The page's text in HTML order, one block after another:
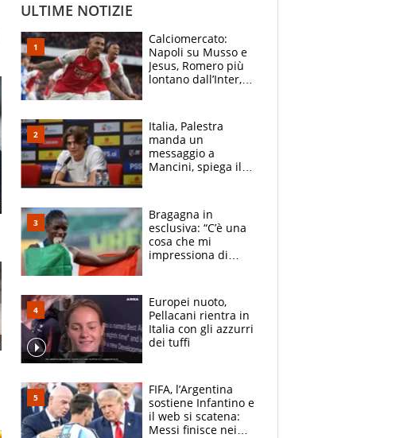
ULTIME NOTIZIE
Calciomercato:
Napoli su Musso e
Jesus, Romero più
lontano dall’Inter,
tabellone
Italia, Palestra
manda un
messaggio a
Mancini, spiega il
l'alleanza con
Donnarumma
Bragagna in
esclusiva: “C’è una
cosa che mi
impressiona di
E svela la sorpresa
agli Europei
Europei nuoto,
Pellacani rientra in
Italia con gli azzurri
dei tuffi
FIFA, l’Argentina
sostiene Infantino e
il web si scatena:
Messi finisce nei